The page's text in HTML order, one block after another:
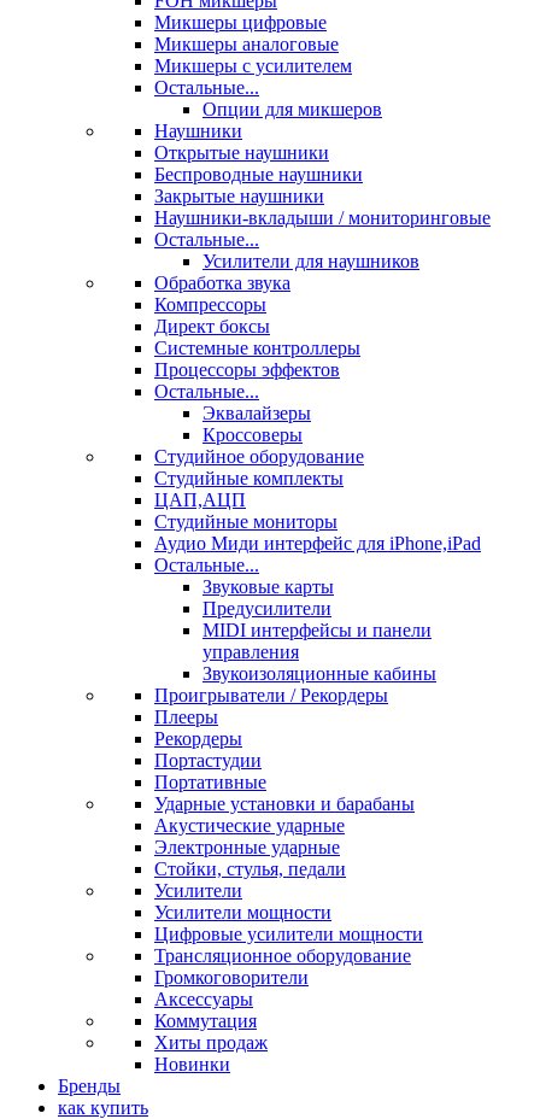
Микшеры цифровые
Микшеры аналоговые
Микшеры с усилителем
Остальные...
Опции для микшеров
Наушники
Открытые наушники
Беспроводные наушники
Закрытые наушники
Наушники-вкладыши / мониторинговые
Остальные...
Усилители для наушников
Обработка звука
Компрессоры
Директ боксы
Системные контроллеры
Процессоры эффектов
Остальные...
Эквалайзеры
Кроссоверы
Студийное оборудование
Студийные комплекты
ЦАП,АЦП
Студийные мониторы
Аудио Миди интерфейс для iPhone,iPad
Остальные...
Звуковые карты
Предусилители
MIDI интерфейсы и панели
управления
Звукоизоляционные кабины
Проигрыватели / Рекордеры
Плееры
Рекордеры
Портастудии
Портативные
Ударные установки и барабаны
Акустические ударные
Электронные ударные
Стойки, стулья, педали
Усилители
Усилители мощности
Цифровые усилители мощности
Трансляционное оборудование
Громкоговорители
Аксессуары
Коммутация
Хиты продаж
Новинки
Бренды
как купить